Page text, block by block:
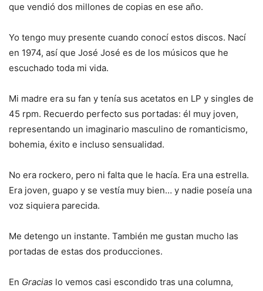
que vendió dos millones de copias en ese año.
Yo tengo muy presente cuando conocí estos discos. Nací
en 1974, así que José José es de los músicos que he
escuchado toda mi vida.
Mi madre era su fan y tenía sus acetatos en LP y singles de
45 rpm. Recuerdo perfecto sus portadas: él muy joven,
representando un imaginario masculino de romanticismo,
bohemia, éxito e incluso sensualidad.
No era rockero, pero ni falta que le hacía. Era una estrella.
Era joven, guapo y se vestía muy bien… y nadie poseía una
voz siquiera parecida.
Me detengo un instante. También me gustan mucho las
portadas de estas dos producciones.
En Gracias lo vemos casi escondido tras una columna,